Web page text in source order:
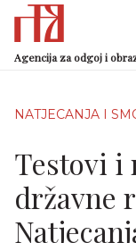
Agencija za odgoj i
NATJECANJA I
Testovi i
državne